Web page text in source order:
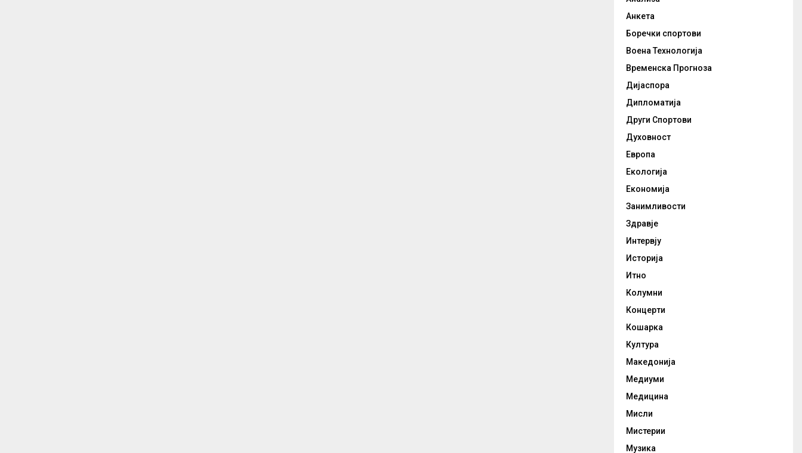
Анкета
Боречки спортови
Воена Технологија
Временска Прогноза
Дијаспора
Дипломатија
Други Спортови
Духовност
Европа
Екологија
Економија
Занимливости
Здравје
Интервју
Историја
Итно
Колумни
Концерти
Кошарка
Култура
Македонија
Медиуми
Медицина
Мисли
Мистерии
Музика